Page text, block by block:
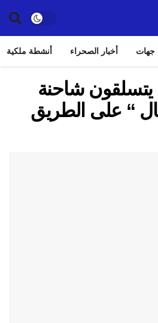
جهات أخبار الصحراء أنشطة ملكية
شاحنة
“ على الطريق